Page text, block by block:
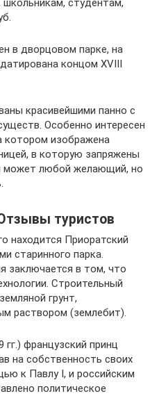
школьникам, студентам,
в дворцовом парке, на
концом XVIII
красивейшими панно с
Особенно интересен
котором изображена
в которую запряжены
может любой желающий, но
туристов
находится Приоратский
старинного парка.
заключается в том, что
Строительный
грунт,
раствором (землебит).
французский принц
на собственность своих
к Павлу I, и российским
политическое